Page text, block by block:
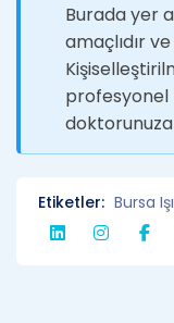
Burada yer
amaçlıdır
profesyonel
doktorunuza
Etiketler: Bursa